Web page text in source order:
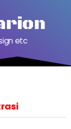
etc